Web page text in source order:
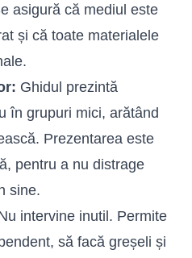
asigură că mediul este
și că toate materialele
Ghidul prezintă
în grupuri mici, arătând
Prezentarea este
pentru a nu distrage
sine.
intervine inutil. Permite
să facă greșeli și